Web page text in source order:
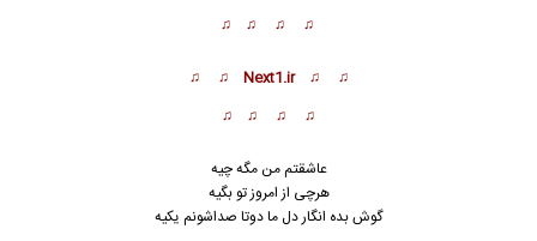
♫ ♫ ♫ ♫
♫ ♫ Next1.ir ♫ ♫
♫ ♫ ♫ ♫
عاشقتم من مگه چیه
هرچی از امروز تو بگیه
گوش بده انگار دل ما دوتا صداشونم یکیه